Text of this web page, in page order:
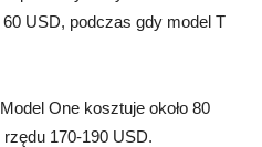
USD, podczas gdy model T
One kosztuje około 80
170-190 USD.